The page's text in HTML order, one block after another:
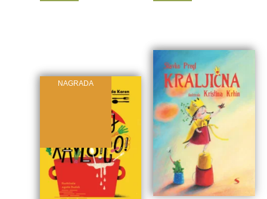
Prelistajknjigo
NAGRADA